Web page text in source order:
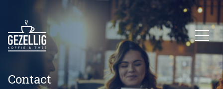
Contact